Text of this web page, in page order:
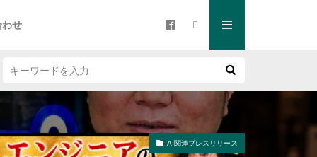
せ
AI関連プレスリリース